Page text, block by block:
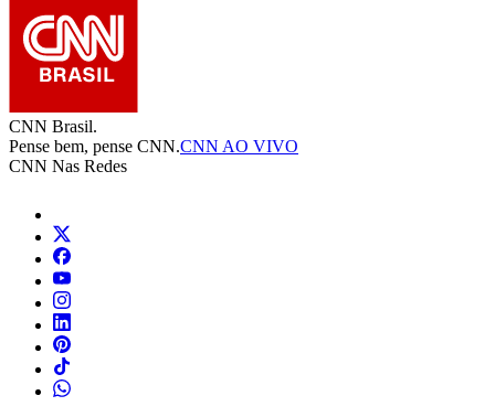
CNN Brasil.
Pense bem, pense CNN.CNN AO VIVO
CNN Nas Redes